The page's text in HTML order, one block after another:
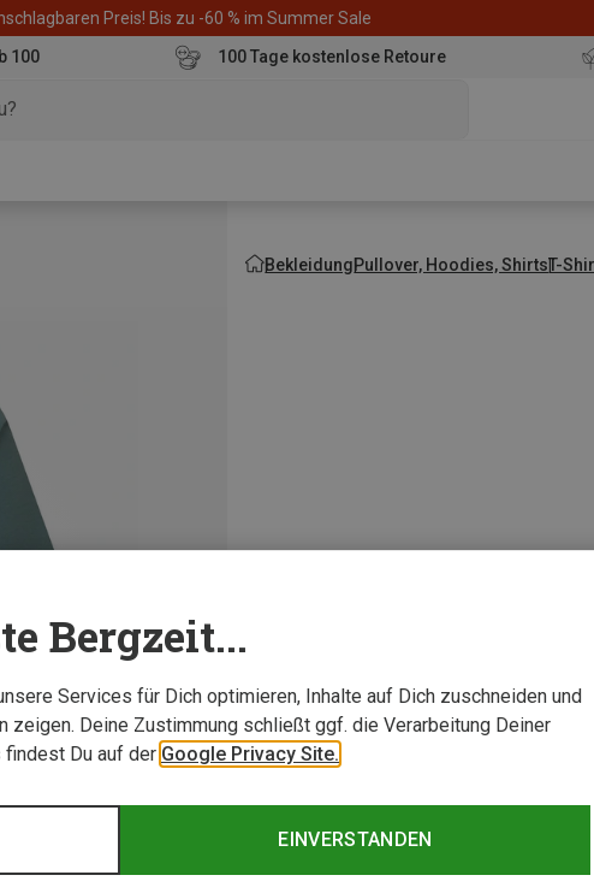
Preis! Bis zu -60 % im Summer Sale
100
100 Tage kostenlose Retoure
BekleidungPullover, Hoodies, ShirtsT-
Bergzeit...
Services für Dich optimieren, Inhalte auf Dich zuschneiden und
Deine Zustimmung schließt ggf. die Verarbeitung Deiner
findest Du auf der Google Privacy Site.
EINVERSTANDEN